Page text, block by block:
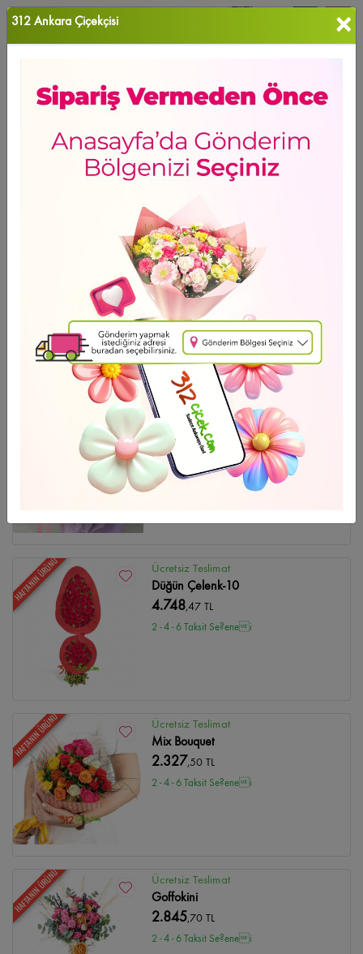
Ana Sayfa ANKARA ÇİÇEK Batıkent Çiçekçi
Sıralama
Ücretsiz Teslimat
Soft Year Rose
2.253,37 TL
2 - 4 - 6 Taksit Se?enei
Ücretsiz Teslimat
Peony Bouquet
13.361 ,14 TL
2 - 4 - 6 Taksit Se?enei
HAFTANIN ÜRÜNÜ Ücretsiz Teslimat
Düğün Çelenk-10
4.748,47 TL
2 - 4 - 6 Taksit Se?enei
HAFTANIN ÜRÜNÜ Ücretsiz Teslimat
Mix Bouquet
2.327,50 TL
2 - 4 - 6 Taksit Se?enei
HAFTANIN ÜRÜNÜ Ücretsiz Teslimat
Goffokini
2.845,70 TL
2 - 4 - 6 Taksit Se?enei
312 Ankara Çiçekçisi ×